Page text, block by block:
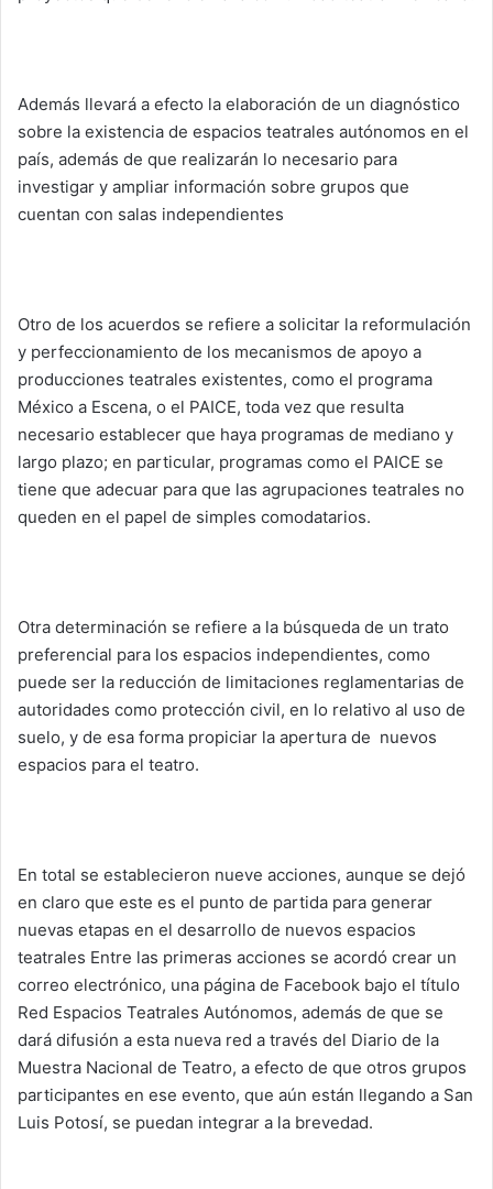
Además llevará a efecto la elaboración de un diagnóstico
sobre la existencia de espacios teatrales autónomos en el
país, además de que realizarán lo necesario para
investigar y ampliar información sobre grupos que
cuentan con salas independientes
Otro de los acuerdos se refiere a solicitar la reformulación
y perfeccionamiento de los mecanismos de apoyo a
producciones teatrales existentes, como el programa
México a Escena, o el PAICE, toda vez que resulta
necesario establecer que haya programas de mediano y
largo plazo; en particular, programas como el PAICE se
tiene que adecuar para que las agrupaciones teatrales no
queden en el papel de simples comodatarios.
Otra determinación se refiere a la búsqueda de un trato
preferencial para los espacios independientes, como
puede ser la reducción de limitaciones reglamentarias de
autoridades como protección civil, en lo relativo al uso de
suelo, y de esa forma propiciar la apertura de nuevos
espacios para el teatro.
En total se establecieron nueve acciones, aunque se dejó
en claro que este es el punto de partida para generar
nuevas etapas en el desarrollo de nuevos espacios
teatrales Entre las primeras acciones se acordó crear un
correo electrónico, una página de Facebook bajo el título
Red Espacios Teatrales Autónomos, además de que se
dará difusión a esta nueva red a través del Diario de la
Muestra Nacional de Teatro, a efecto de que otros grupos
participantes en ese evento, que aún están llegando a San
Luis Potosí, se puedan integrar a la brevedad.